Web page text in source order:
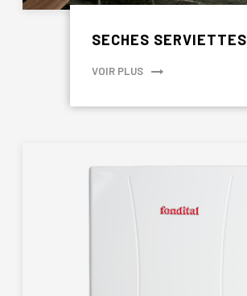
SECHES SERVIETTES
VOIR PLUS